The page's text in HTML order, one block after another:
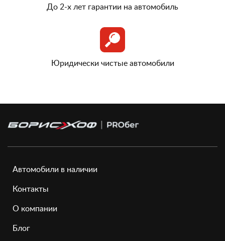
До 2-х лет гарантии на автомобиль
Юридически чистые автомобили
Автомобили в наличии
Контакты
О компании
Блог